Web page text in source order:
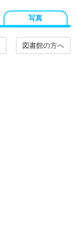
写真
図書館の方へ